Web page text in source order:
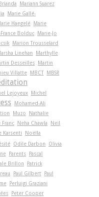
Mariann Suarez
Marie Gallé-
Haegelé Marie
Bolduc Marie-Jo
Marion Trousselard
Linehan
Marthylle
Desseilles Martin
Villatte MBCT MBSR
Lejoyeux Michel
Mohamed-Ali
Muzo
Nathalie
Franc Neha Chawla
Neil
Karsenti
Noëlla
Odile Darbon
Olivia
Parents Pascal
Brillon
Patrick
Paul Gilbert Paul
Perluigi Graziani
Peter Cooper